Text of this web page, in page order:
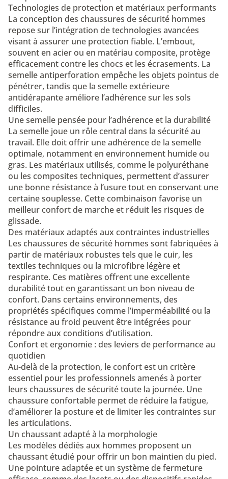
Technologies de protection et matériaux performants
La conception des chaussures de sécurité hommes
repose sur l’intégration de technologies avancées
visant à assurer une protection fiable. L’embout,
souvent en acier ou en matériau composite, protège
efficacement contre les chocs et les écrasements. La
semelle antiperforation empêche les objets pointus de
pénétrer, tandis que la semelle extérieure
antidérapante améliore l’adhérence sur les sols
difficiles.
Une semelle pensée pour l’adhérence et la durabilité
La semelle joue un rôle central dans la sécurité au
travail. Elle doit offrir une adhérence de la semelle
optimale, notamment en environnement humide ou
gras. Les matériaux utilisés, comme le polyuréthane
ou les composites techniques, permettent d’assurer
une bonne résistance à l’usure tout en conservant une
certaine souplesse. Cette combinaison favorise un
meilleur confort de marche et réduit les risques de
glissade.
Des matériaux adaptés aux contraintes industrielles
Les chaussures de sécurité hommes sont fabriquées à
partir de matériaux robustes tels que le cuir, les
textiles techniques ou la microfibre légère et
respirante. Ces matières offrent une excellente
durabilité tout en garantissant un bon niveau de
confort. Dans certains environnements, des
propriétés spécifiques comme l’imperméabilité ou la
résistance au froid peuvent être intégrées pour
répondre aux conditions d’utilisation.
Confort et ergonomie : des leviers de performance au
quotidien
Au-delà de la protection, le confort est un critère
essentiel pour les professionnels amenés à porter
leurs chaussures de sécurité toute la journée. Une
chaussure confortable permet de réduire la fatigue,
d’améliorer la posture et de limiter les contraintes sur
les articulations.
Un chaussant adapté à la morphologie
Les modèles dédiés aux hommes proposent un
chaussant étudié pour offrir un bon maintien du pied.
Une pointure adaptée et un système de fermeture